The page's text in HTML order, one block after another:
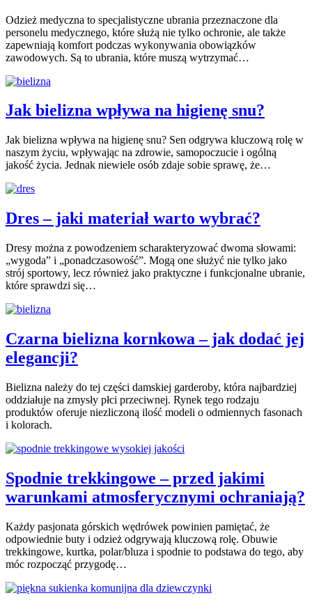
Odzież medyczna to specjalistyczne ubrania przeznaczone dla
personelu medycznego, które służą nie tylko ochronie, ale także
zapewniają komfort podczas wykonywania obowiązków
zawodowych. Są to ubrania, które muszą wytrzymać…
Jak bielizna wpływa na higienę snu?
Jak bielizna wpływa na higienę snu? Sen odgrywa kluczową rolę w
naszym życiu, wpływając na zdrowie, samopoczucie i ogólną
jakość życia. Jednak niewiele osób zdaje sobie sprawę, że…
Dres – jaki materiał warto wybrać?
Dresy można z powodzeniem scharakteryzować dwoma słowami:
„wygoda” i „ponadczasowość”. Mogą one służyć nie tylko jako
strój sportowy, lecz również jako praktyczne i funkcjonalne ubranie,
które sprawdzi się…
Czarna bielizna kornkowa – jak dodać jej
elegancji?
Bielizna należy do tej części damskiej garderoby, która najbardziej
oddziałuje na zmysły płci przeciwnej. Rynek tego rodzaju
produktów oferuje niezliczoną ilość modeli o odmiennych fasonach
i kolorach.
Spodnie trekkingowe – przed jakimi
warunkami atmosferycznymi ochraniają?
Każdy pasjonata górskich wędrówek powinien pamiętać, że
odpowiednie buty i odzież odgrywają kluczową rolę. Obuwie
trekkingowe, kurtka, polar/bluza i spodnie to podstawa do tego, aby
móc rozpocząć przygodę…